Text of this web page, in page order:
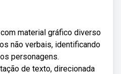
material gráfico diverso
não verbais, identificando
personagens.
de texto, direcionada